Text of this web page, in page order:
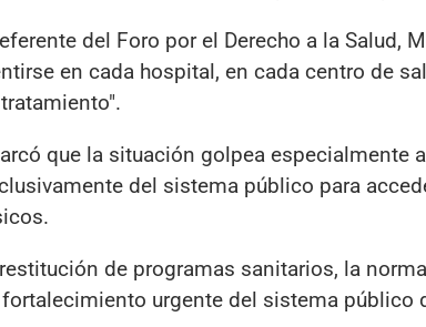
del Foro por el Derecho a la Salud,
en cada hospital, en cada centro de
que la situación golpea especialmente
del sistema público para
de programas sanitarios, la
urgente del sistema público